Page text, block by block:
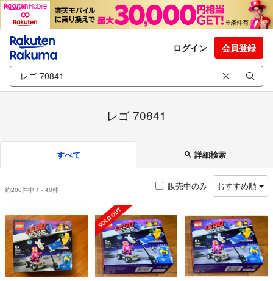
ログイン 会員登録
レゴ 70841
すべて 詳細検索
約200件中 1 - 40件 販売中のみ おすすめ順